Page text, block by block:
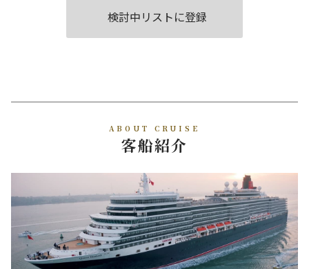
検討中リストに登録
ABOUT CRUISE
客船紹介